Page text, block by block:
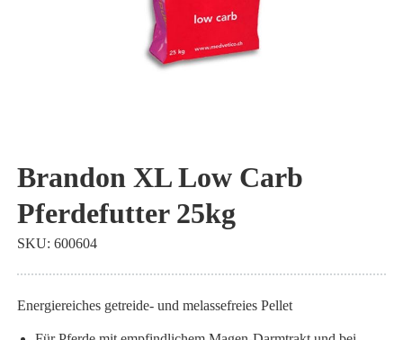
Anfang
der
Bildgalerie
springen
Brandon XL Low Carb
Pferdefutter 25kg
Energiereiches getreide- und melassefreies Pellet
SKU 600604